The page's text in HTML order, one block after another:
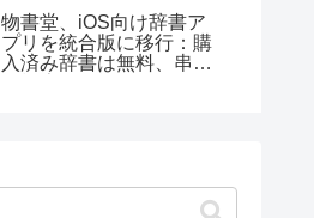
物書堂、iOS向け辞書ア
プリを統合版に移行：購
入済み辞書は無料、串刺